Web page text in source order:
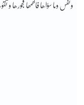
ونفس وما سوّاھا فالھمھا فجورھا